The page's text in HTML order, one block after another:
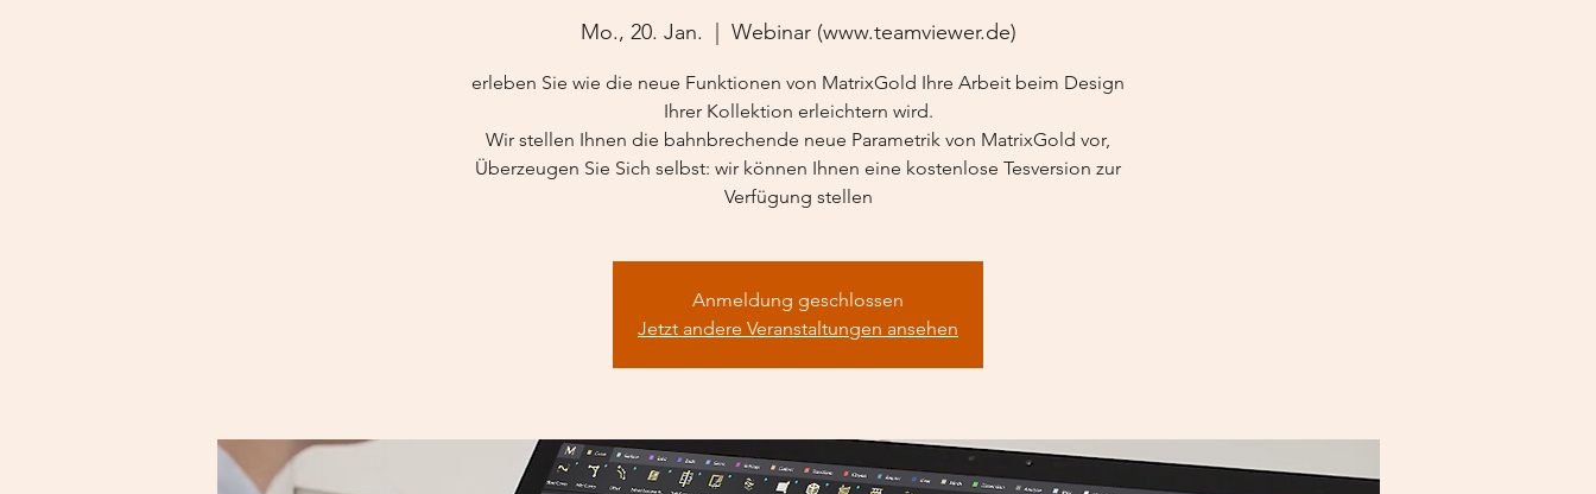
Mo., 20. Jan. Webinar (www.teamviewer.de)
erleben Sie wie die neue Funktionen von MatrixGold Ihre Arbeit beim Design
Ihrer Kollektion erleichtern wird.
Wir stellen Ihnen die bahnbrechende neue Parametrik von MatrixGold vor,
Überzeugen Sie Sich selbst: wir können Ihnen eine kostenlose Tesversion zur
Verfügung stellen
Anmeldung geschlossen
Jetzt andere Veranstaltungen ansehen